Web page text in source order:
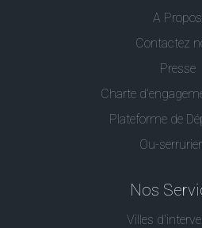
A Propos
Contactez
Presse
Charte
Plateforme de
Ou-
Nos
Villes